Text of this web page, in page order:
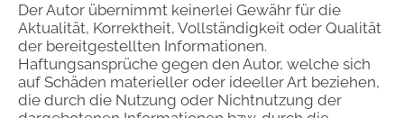
Der Autor übernimmt keinerlei Gewähr für die
Aktualität, Korrektheit, Vollständigkeit oder Qualität
der bereitgestellten Informationen.
Haftungsansprüche gegen den Autor, welche sich
auf Schäden materieller oder ideeller Art beziehen,
die durch die Nutzung oder Nichtnutzung der